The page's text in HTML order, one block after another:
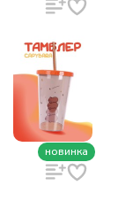
новинка